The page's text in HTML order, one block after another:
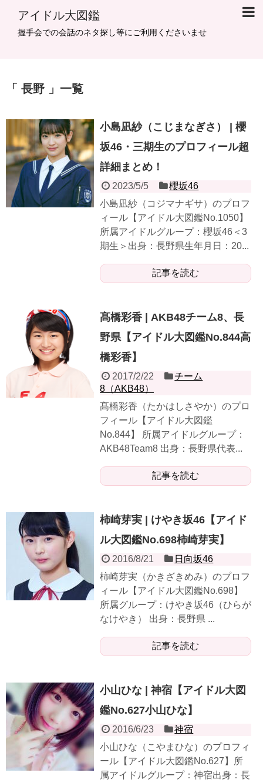
アイドル大図鑑
握手会での会話のネタ探し等にご利用くださいませ
長野 一覧
小島凪紗（こじまなぎさ） | 櫻
坂46・三期生のプロフィール超
詳細まとめ！
2023/5/5
櫻坂46
小島凪紗（コジマナギサ）のプロフ
ィール【アイドル大図鑑No.1050】
所属アイドルグループ：櫻坂46＜3
期生＞出身：長野県生年月日：20...
記事を読む
髙橋彩香 | AKB48チーム8、長
野県【アイドル大図鑑No.844高
橋彩香】
2017/2/22
チーム
8（AKB48）
髙橋彩香（たかはしさやか）のプロ
フィール【アイドル大図鑑
No.844】 所属アイドルグループ：
AKB48Team8 出身：長野県代表...
記事を読む
柿崎芽実 | けやき坂46【アイド
ル大図鑑No.698柿崎芽実】
2016/8/21
日向坂46
柿崎芽実（かきざきめみ）のプロフ
ィール【アイドル大図鑑No.698】
所属グループ：けやき坂46（ひらが
なけやき） 出身：長野県 ...
記事を読む
小山ひな | 神宿【アイドル大図
鑑No.627小山ひな】
2016/6/23
神宿
小山ひな（こやまひな）のプロフィ
ール【アイドル大図鑑No.627】所
属アイドルグループ：神宿出身：長